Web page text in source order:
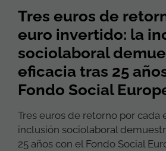
Tres euros de
euro invertido: la
sociolaboral
eficacia tras 25
Fondo Social
Tres euros de retorno por cada
inclusión sociolaboral
25 años con el Fondo Social